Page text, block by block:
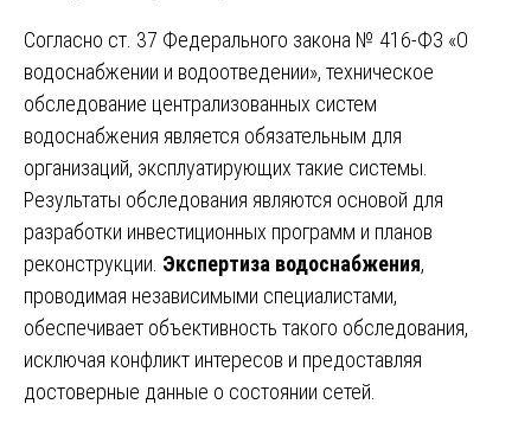
Согласно ст. 37 Федерального закона № 416-ФЗ «О
водоснабжении и водоотведении», техническое
обследование централизованных систем
водоснабжения является обязательным для
организаций, эксплуатирующих такие системы.
Результаты обследования являются основой для
разработки инвестиционных программ и планов
реконструкции. Экспертиза водоснабжения,
проводимая независимыми специалистами,
обеспечивает объективность такого обследования,
исключая конфликт интересов и предоставляя
достоверные данные о состоянии сетей.